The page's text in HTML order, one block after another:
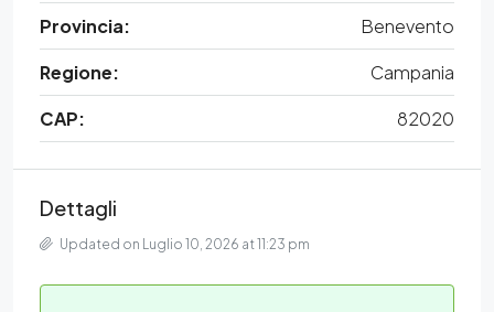
Provincia:
Benevento
Regione:
Campania
CAP:
82020
Dettagli
Updated on Luglio 10, 2026 at 11:23 pm